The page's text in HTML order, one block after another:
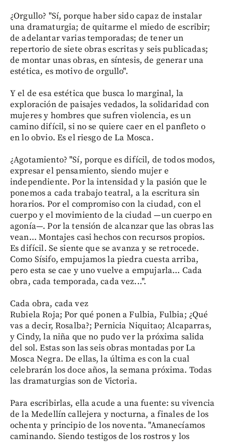
¿Orgullo? "Sí, porque haber sido capaz de instalar
una dramaturgia; de quitarme el miedo de escribir;
de adelantar varias temporadas; de tener un
repertorio de siete obras escritas y seis publicadas;
de montar unas obras, en síntesis, de generar una
estética, es motivo de orgullo".
Y el de esa estética que busca lo marginal, la
exploración de paisajes vedados, la solidaridad con
mujeres y hombres que sufren violencia, es un
camino difícil, si no se quiere caer en el panfleto o
en lo obvio. Es el riesgo de La Mosca.
¿Agotamiento? "Sí, porque es difícil, de todos modos,
expresar el pensamiento, siendo mujer e
independiente. Por la intensidad y la pasión que le
ponemos a cada trabajo teatral, a la escritura sin
horarios. Por el compromiso con la ciudad, con el
cuerpo y el movimiento de la ciudad —un cuerpo en
agonía—. Por la tensión de alcanzar que las obras las
vean... Montajes casi hechos con recursos propios.
Es difícil. Se siente que se avanza y se retrocede.
Como Sísifo, empujamos la piedra cuesta arriba,
pero esta se cae y uno vuelve a empujarla... Cada
obra, cada temporada, cada vez...".
Cada obra, cada vez
Rubiela Roja; Por qué ponen a Fulbia, Fulbia; ¿Qué
vas a decir, Rosalba?; Pernicia Niquitao; Alcaparras,
y Cindy, la niña que no pudo ver la próxima salida
del sol. Estas son las seis obras montadas por La
Mosca Negra. De ellas, la última es con la cual
celebrarán los doce años, la semana próxima. Todas
las dramaturgias son de Victoria.
Para escribirlas, ella acude a una fuente: su vivencia
de la Medellín callejera y nocturna, a finales de los
ochenta y principio de los noventa. "Amanecíamos
caminando. Siendo testigos de los rostros y los